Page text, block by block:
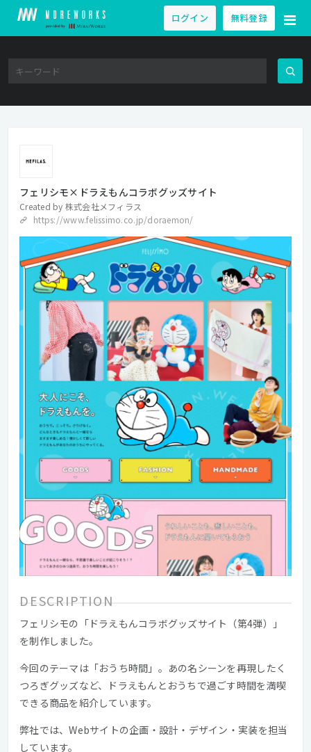
ログイン 無料登録
フェリシモ×ドラえもんコラボグッズサイト
Created by 株式会社メフィラス
https://www.felissimo.co.jp/doraemon/
DESCRIPTION
フェリシモの「ドラえもんコラボグッズサイト（第4弾）」
を制作しました。
今回のテーマは「おうち時間」。あの名シーンを再現したく
つろぎグッズなど、ドラえもんとおうちで過ごす時間を満喫
できる商品を紹介しています。
弊社では、Webサイトの企画・設計・デザイン・実装を担当
しています。